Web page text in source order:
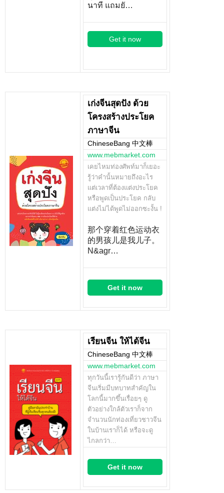
นาที แถมยั…
Get it now
เก่งจีนสุดปัง ด้วย
โครงสร้างประโยค
ภาษาจีน
ChineseBang 中文棒
www.mebmarket.com
เคยไหมท่องศัพท์มาก็เยอะ
รู้ว่าคำนั้นหมายถึงอะไร
แต่เวลาที่ต้องแต่งประโยค
หรือพูดเป็นประโยค กลับ
แต่งไม่ได้พูดไม่ออกซะงั้น !
那个穿着红色运动衣
的男孩儿是我儿子。
N&agr…
Get it now
เรียนจีน ให้ได้จีน
ChineseBang 中文棒
www.mebmarket.com
ทุกวันนี้เรารู้กันดีว่า ภาษา
จีนเริ่มมีบทบาทสำคัญใน
โลกนี้มากขึ้นเรื่อยๆ ดู
ตัวอย่างใกล้ตัวเราก็จาก
จำนวนนักท่องเที่ยวชาวจีน
ในบ้านเราก็ได้ หรือจะดู
ไกลกว่า…
Get it now